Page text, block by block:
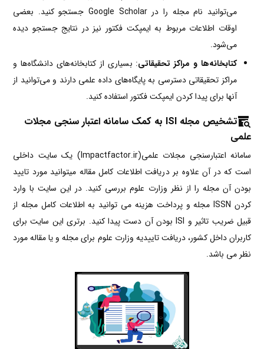
می‌توانید نام مجله را در Google Scholar جستجو کنید. بعضی
اوقات اطلاعات مربوط به ایمپکت فکتور نیز در نتایج جستجو دیده
می‌شود.
کتابخانه‌ها و مراکز تحقیقاتی: بسیاری از کتابخانه‌های دانشگاه‌ها و
مراکز تحقیقاتی دسترسی به پایگاه‌های داده علمی دارند و می‌توانید از
آنها برای پیدا کردن ایمپکت فکتور استفاده کنید.
تشخیص مجله ISI به کمک سامانه اعتبار سنجی مجلات
علمی
سامانه اعتبارسنجی مجلات علمی(Impactfactor.ir) یک سایت داخلی
است که در آن علاوه بر دریافت اطلاعات کامل مقاله میتوانید مورد تایید
بودن آن مجله را از نظر وزارت علوم بررسی کنید. در این سایت با وارد
کردن ISSN مجله و پرداخت هزینه می توانید به اطلاعات کامل مجله از
قبیل ضریب تاثیر و ISI بودن آن دست پیدا کنید. برتری این سایت برای
کاربران داخل کشور، دریافت تاییدیه وزارت علوم برای مجله و یا مقاله مورد
نظر می باشد.